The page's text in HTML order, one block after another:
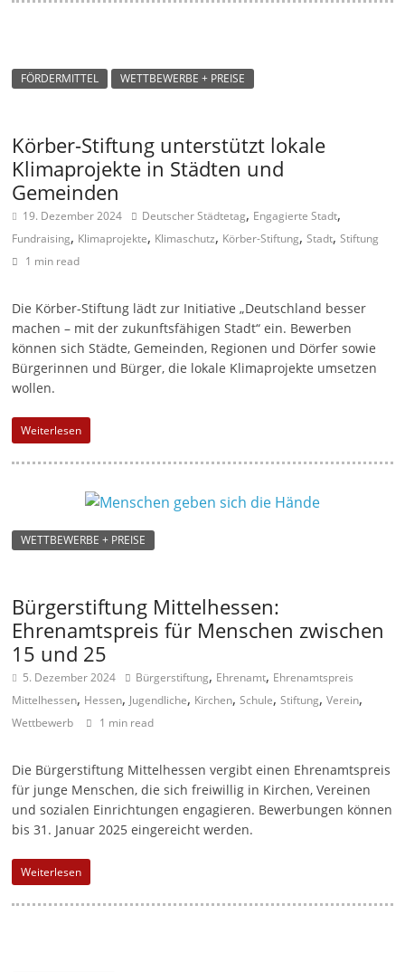
FÖRDERMITTEL WETTBEWERBE + PREISE
Körber-Stiftung unterstützt lokale
Klimaprojekte in Städten und
Gemeinden
19. Dezember 2024 Deutscher Städtetag, Engagierte Stadt,
Fundraising, Klimaprojekte, Klimaschutz, Körber-Stiftung,Stadt,Stiftung
1 min read
Die Körber-Stiftung lädt zur Initiative „Deutschland besser
machen – mit der zukunftsfähigen Stadt“ ein. Bewerben
können sich Städte, Gemeinden, Regionen und Dörfer sowie
Bürgerinnen und Bürger, die lokale Klimaprojekte umsetzen
wollen.
Weiterlesen
WETTBEWERBE + PREISE
Bürgerstiftung Mittelhessen:
Ehrenamtspreis für Menschen zwischen
15 und 25
5. Dezember 2024 Bürgerstiftung, Ehrenamt, Ehrenamtspreis
Mittelhessen, Hessen, Jugendliche, Kirchen,Schule,Stiftung,Verein,
Wettbewerb 1 min read
Die Bürgerstiftung Mittelhessen vergibt einen Ehrenamtspreis
für junge Menschen, die sich freiwillig in Kirchen, Vereinen
und sozialen Einrichtungen engagieren. Bewerbungen können
bis 31. Januar 2025 eingereicht werden.
Weiterlesen